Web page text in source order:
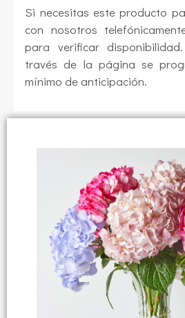
Si necesitas este producto
con nosotros
para verificar
través de la página se
mínimo de anticipación.